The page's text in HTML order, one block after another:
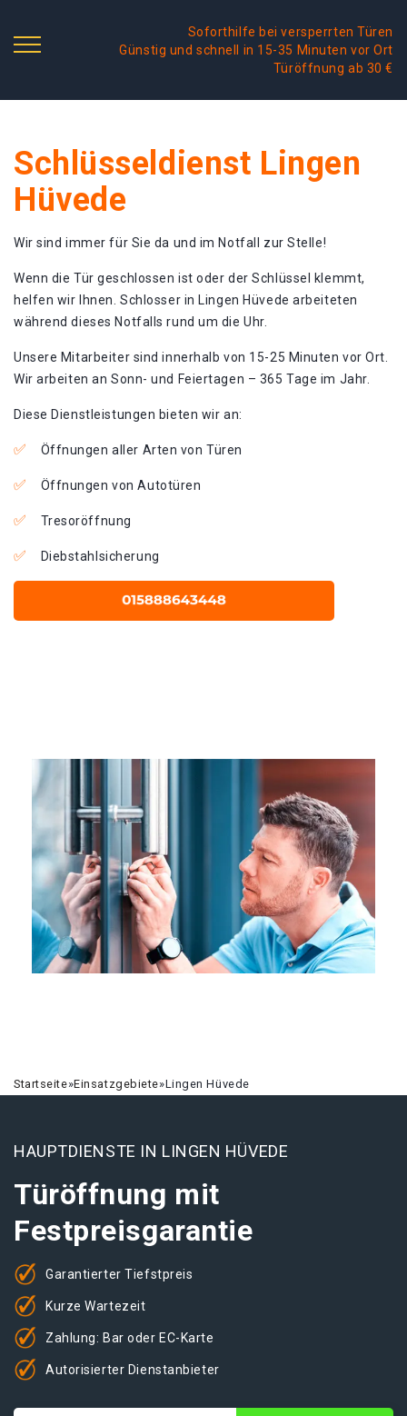
Soforthilfe bei versperrten Türen
Günstig und schnell in 15-35 Minuten vor Ort
Türöffnung ab 30 €
Schlüsseldienst Lingen
Hüvede
Wir sind immer für Sie da und im Notfall zur Stelle!
Wenn die Tür geschlossen ist oder der Schlüssel klemmt,
helfen wir Ihnen. Schlosser in Lingen Hüvede arbeiteten
während dieses Notfalls rund um die Uhr.
Unsere Mitarbeiter sind innerhalb von 15-25 Minuten vor Ort.
Wir arbeiten an Sonn- und Feiertagen – 365 Tage im Jahr.
Diese Dienstleistungen bieten wir an:
Öffnungen aller Arten von Türen
Öffnungen von Autotüren
Tresoröffnung
Diebstahlsicherung
Startseite»Einsatzgebiete»Lingen Hüvede
HAUPTDIENSTE IN LINGEN HÜVEDE
Türöffnung mit
Festpreisgarantie
Garantierter Tiefstpreis
Kurze Wartezeit
Zahlung: Bar oder EC-Karte
Autorisierter Dienstanbieter